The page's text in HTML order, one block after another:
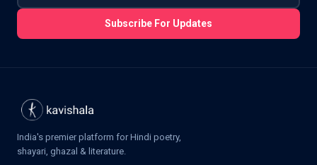
Subscribe For Updates
India's premier platform for Hindi poetry,
shayari, ghazal & literature.